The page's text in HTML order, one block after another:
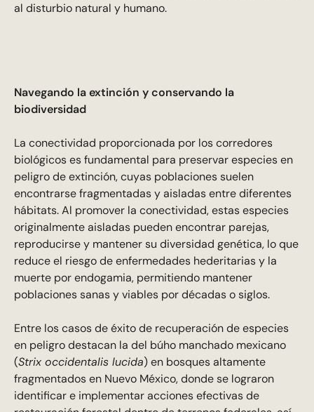
al disturbio natural y humano.
Navegando la extinción y conservando la
biodiversidad
La conectividad proporcionada por los corredores
biológicos es fundamental para preservar especies en
peligro de extinción, cuyas poblaciones suelen
encontrarse fragmentadas y aisladas entre diferentes
hábitats. Al promover la conectividad, estas especies
originalmente aisladas pueden encontrar parejas,
reproducirse y mantener su diversidad genética, lo que
reduce el riesgo de enfermedades hederitarias y la
muerte por endogamia, permitiendo mantener
poblaciones sanas y viables por décadas o siglos.
Entre los casos de éxito de recuperación de especies
en peligro destacan la del búho manchado mexicano
(Strix occidentalis lucida) en bosques altamente
fragmentados en Nuevo México, donde se lograron
identificar e implementar acciones efectivas de